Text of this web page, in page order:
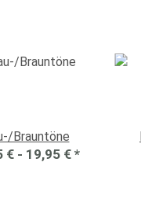
Brauntöne
€ - 19,95 € *